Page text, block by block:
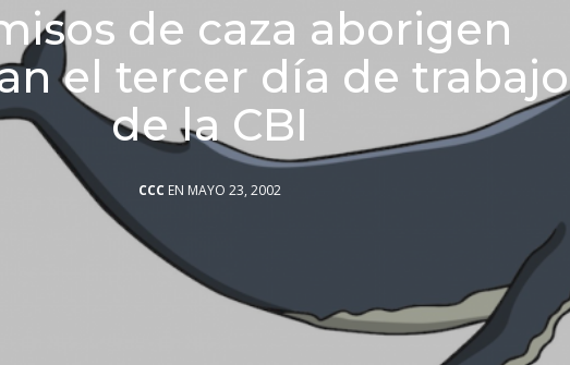
de caza aborigen
el tercer día de trabajo
de la CBI
CCC EN MAYO 23, 2002